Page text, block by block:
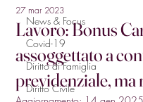
News & Focus
Covid-19
Diritto di Famiglia
Diritto Civile
Lavoro: Bonus
assoggettato a
previdenziale, ma
27 mar 2023